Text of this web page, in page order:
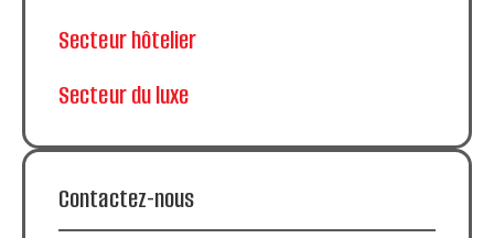
Secteur hôtelier
Secteur du luxe
Contactez-nous